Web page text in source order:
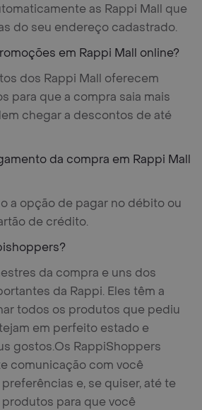
as Rappi Mall que
do seu endereço cadastrado.
em Rappi Mall online?
dos Rappi Mall oferecem
para que a compra saia mais
chegar a descontos de até
da compra em Rappi Mall
a opção de pagar no débito ou
de crédito.
da compra e uns dos
da Rappi. Eles têm a
todos os produtos que pediu
em perfeito estado e
gostos.Os RappiShoppers
comunicação com você
e, se quiser, até te
para que você